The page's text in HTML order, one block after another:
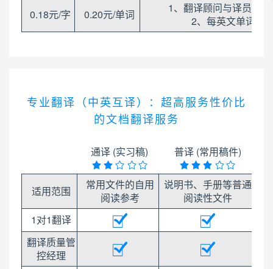
0.18元/字
0.20元/单词
1、翻译顾问与译员24
2、每英文单词翻
专业翻译（中英互译）：超高服务性价比
的文档翻译服务
通译 (实习稿) 普译 (常用稿件)
适用范围
常用文件的自用
阅读参考
说明书、手册等普通
阅读性文件
1对1翻译
翻译质量管
控经理